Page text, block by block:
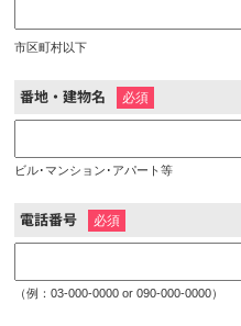
市区町村以下
番地・建物名 ※
ビル･マンション･アパート等
電話番号 ※
（例：03-000-0000 or 090-000-0000）